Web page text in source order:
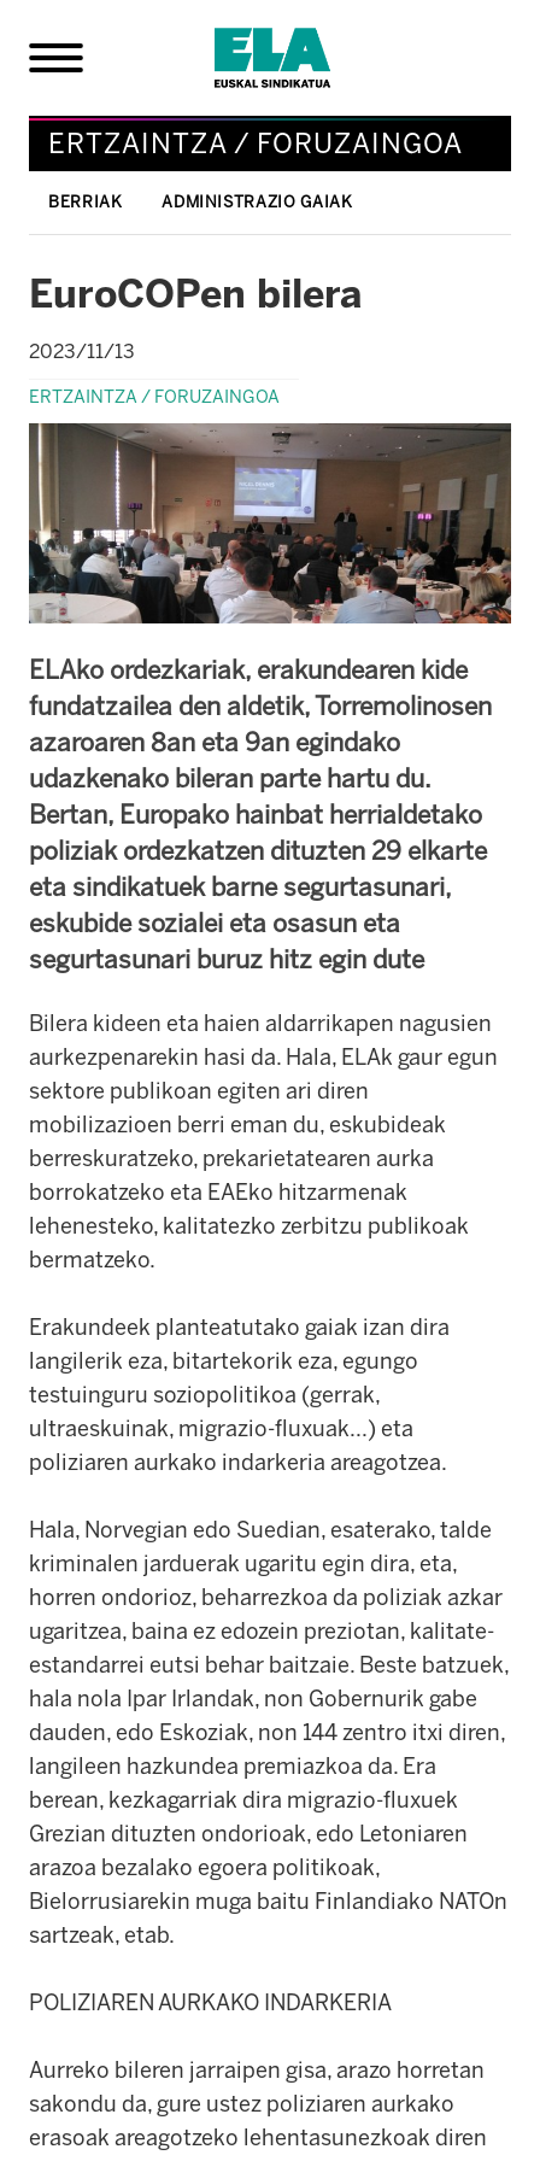
ERTZAINTZA / FORUZAINGOA
BERRIAK ADMINISTRAZIO GAIAK
EuroCOPen bilera
2023/11/13
ERTZAINTZA / FORUZAINGOA
ELAko ordezkariak, erakundearen kide
fundatzailea den aldetik, Torremolinosen
azaroaren 8an eta 9an egindako
udazkenako bileran parte hartu du.
Bertan, Europako hainbat herrialdetako
poliziak ordezkatzen dituzten 29 elkarte
eta sindikatuek barne segurtasunari,
eskubide sozialei eta osasun eta
segurtasunari buruz hitz egin dute
Bilera kideen eta haien aldarrikapen nagusien
aurkezpenarekin hasi da. Hala, ELAk gaur egun
sektore publikoan egiten ari diren
mobilizazioen berri eman du, eskubideak
berreskuratzeko, prekarietatearen aurka
borrokatzeko eta EAEko hitzarmenak
lehenesteko, kalitatezko zerbitzu publikoak
bermatzeko.
Erakundeek planteatutako gaiak izan dira
langilerik eza, bitartekorik eza, egungo
testuinguru soziopolitikoa (gerrak,
ultraeskuinak, migrazio-fluxuak...) eta
poliziaren aurkako indarkeria areagotzea.
Hala, Norvegian edo Suedian, esaterako, talde
kriminalen jarduerak ugaritu egin dira, eta,
horren ondorioz, beharrezkoa da poliziak azkar
ugaritzea, baina ez edozein preziotan, kalitate-
estandarrei eutsi behar baitzaie. Beste batzuek,
hala nola Ipar Irlandak, non Gobernurik gabe
dauden, edo Eskoziak, non 144 zentro itxi diren,
langileen hazkundea premiazkoa da. Era
berean, kezkagarriak dira migrazio-fluxuek
Grezian dituzten ondorioak, edo Letoniaren
arazoa bezalako egoera politikoak,
Bielorrusiarekin muga baitu Finlandiako NATOn
sartzeak, etab.
POLIZIAREN AURKAKO INDARKERIA
Aurreko bileren jarraipen gisa, arazo horretan
sakondu da, gure ustez poliziaren aurkako
erasoak areagotzeko lehentasunezkoak diren